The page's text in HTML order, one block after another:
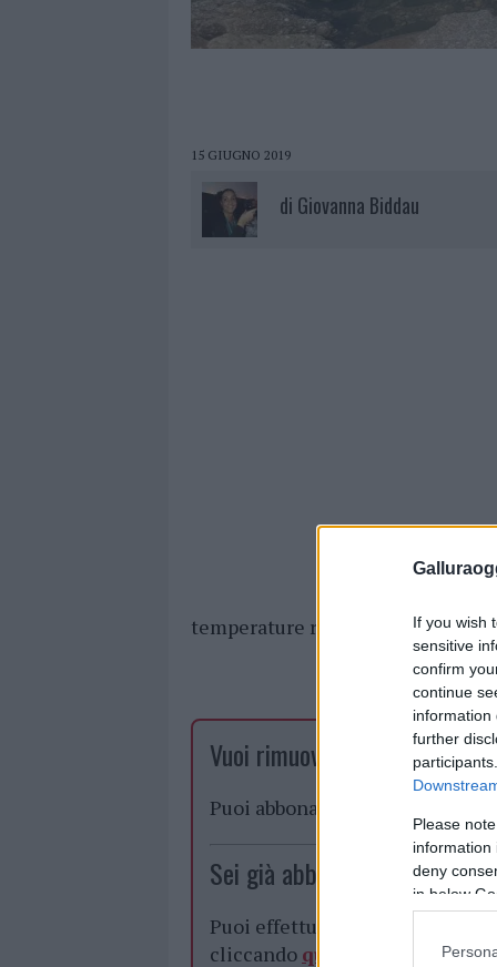
If you wish
sensitive
confirm
continue
information
further
Please
information
deny
in below
15 GIUGNO 2019
di Giovanna Biddau
temperature raggiungeranno i 33
Vuoi rimuovere le pubblicità
Puoi abbonarti a
Sei già abbonato?
Puoi effettuare l'accesso
cliccando qui